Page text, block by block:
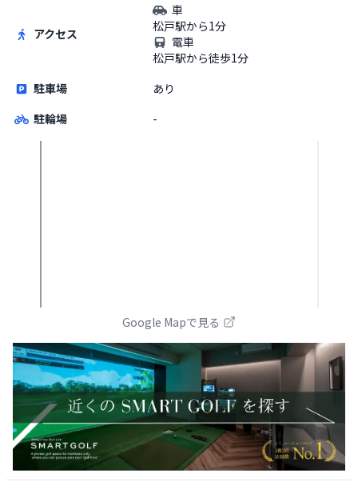
アクセス
車
松戸駅から1分
電車
松戸駅から徒歩1分
駐車場
あり
駐輪場
-
Google Mapで見る